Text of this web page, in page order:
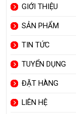
GIỚI THIỆU
SẢN PHẨM
TIN TỨC
TUYỂN DỤNG
ĐẶT HÀNG
LIÊN HỆ